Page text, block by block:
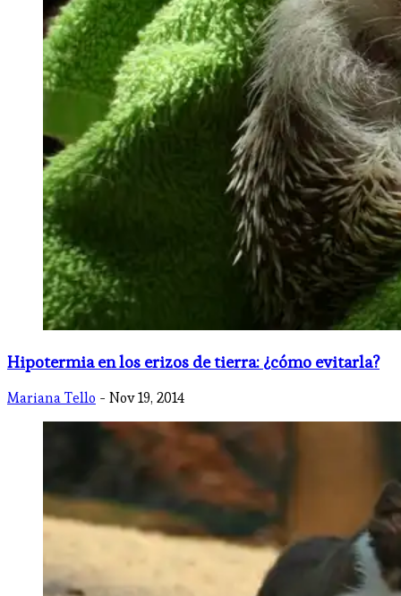
Hipotermia en los erizos de tierra: ¿cómo evitarla?
Mariana Tello - Nov 19, 2014